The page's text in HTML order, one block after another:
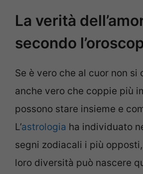
La verità
secondo
Se è vero che al cuor non si
anche vero che coppie più
possono stare insieme e
L’astrologia ha individuato
segni zodiacali i più
loro diversità può nascere